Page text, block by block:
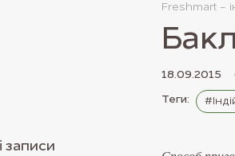
Freshmart -
18.09.2015
Теги:
записи